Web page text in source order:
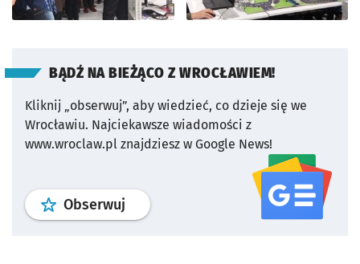
BĄDŹ NA BIEŻĄCO Z WROCŁAWIEM!
Kliknij „obserwuj”, aby wiedzieć, co dzieje się we
Wrocławiu. Najciekawsze wiadomości z
www.wroclaw.pl znajdziesz w Google News!
Obserwuj profil serwisu